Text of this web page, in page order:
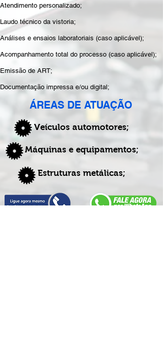
Atendimento personalizado;
Laudo técnico da vistoria;
Análises e ensaios laboratoriais (caso aplicável);
Acompanhamento total do processo (caso aplicável);
Emissão de ART;
Documentação impressa e/ou digital;
ÁREAS DE ATUAÇÃO
Veículos automotores;
Máquinas e equipamentos;
Estruturas metálicas;